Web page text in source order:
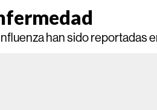
han sido reportadas